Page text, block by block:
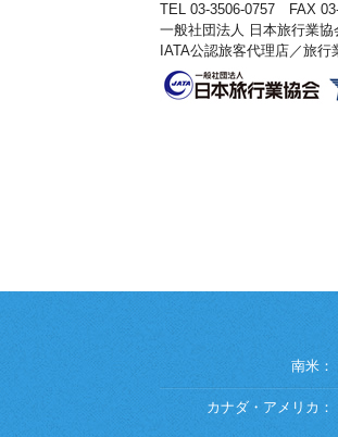
TEL 03-3506-0757 FAX
一般社団法人 日本旅行業協
IATA公認旅客代理店／旅
南米：
カナダ・アメリカ：